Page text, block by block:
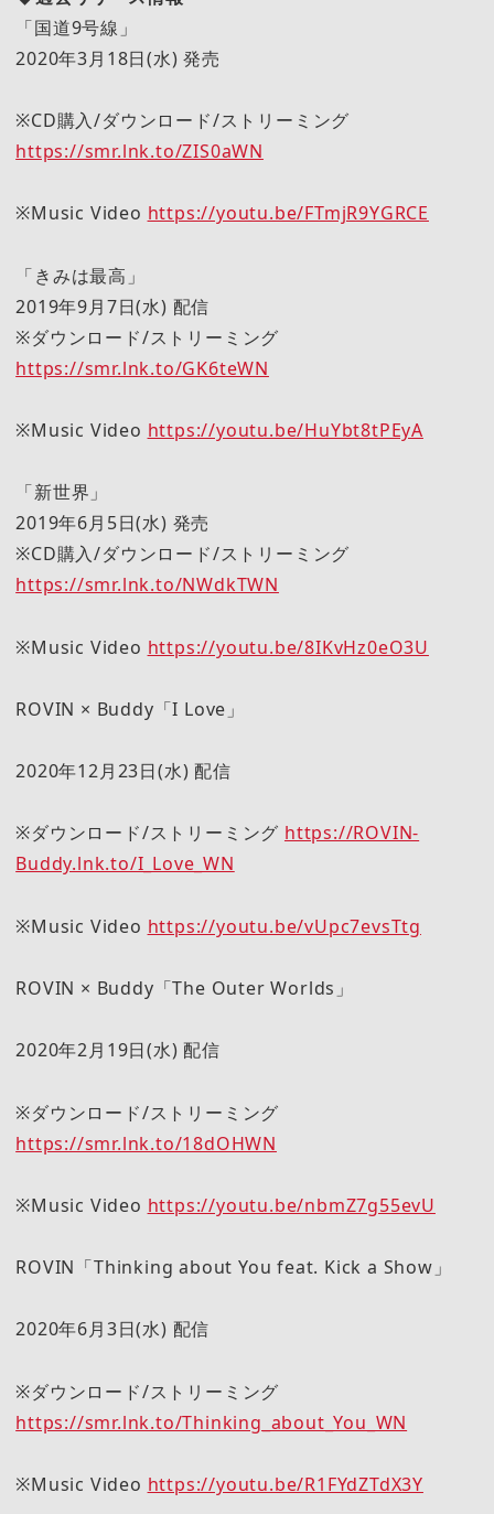
「国道9号線」
2020年3月18日(水) 発売
※CD購入/ダウンロード/ストリーミング
https://smr.lnk.to/ZIS0aWN
※Music Video https://youtu.be/FTmjR9YGRCE
「きみは最高」
2019年9月7日(水) 配信
※ダウンロード/ストリーミング
https://smr.lnk.to/GK6teWN
※Music Video https://youtu.be/HuYbt8tPEyA
「新世界」
2019年6月5日(水) 発売
※CD購入/ダウンロード/ストリーミング
https://smr.lnk.to/NWdkTWN
※Music Video https://youtu.be/8IKvHz0eO3U
ROVIN × Buddy「I Love」
2020年12月23日(水) 配信
※ダウンロード/ストリーミング https://ROVIN-
Buddy.lnk.to/I_Love_WN
※Music Video https://youtu.be/vUpc7evsTtg
ROVIN × Buddy「The Outer Worlds」
2020年2月19日(水) 配信
※ダウンロード/ストリーミング
https://smr.lnk.to/18dOHWN
※Music Video https://youtu.be/nbmZ7g55evU
ROVIN「Thinking about You feat. Kick a Show」
2020年6月3日(水) 配信
※ダウンロード/ストリーミング
https://smr.lnk.to/Thinking_about_You_WN
※Music Video https://youtu.be/R1FYdZTdX3Y